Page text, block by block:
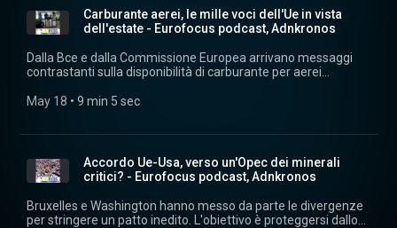
vicepresidente Valdis Dombrovkis, lascia la porta aperta,
indicando la disponibilità della Commissione a valutare la
richiesta italiana. Ascolta "Eurofocus" ogni giorno su
podcast.adnkronos.com
(https://podcast.adnkronos.com/show/eurofocus/) e su tutte
le piattaforme di streaming. Estratti audio: archivio audiovisivi
Adnkronos. Musiche su licenza Machiavelli Music.
Carburante aerei, le mille voci dell'Ue in vista
dell'estate - Eurofocus podcast, Adnkronos
Dalla Bce e dalla Commissione Europea arrivano messaggi
contrastanti sulla disponibilità di carburante per aerei
quest'estate in Europa volare potrebbe rivelarsi
le piattaforme di streaming. Estratti audio: archivio audiovisivi
Adnkronos. Musiche su licenza Machiavelli Music.
May 18 • 9 min 5 sec
Accordo Ue-Usa, verso un'Opec dei minerali
critici? - Eurofocus podcast, Adnkronos
Bruxelles e Washington hanno messo da parte le divergenze
per stringere un patto inedito. L'obiettivo è proteggersi dallo